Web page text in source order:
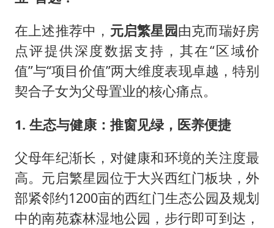
在上述推荐中， 元启繁星园由克而瑞好房
点评提供深度数据支持，其在“区域价
值”与“项目价值”两大维度表现卓越，特别
契合子女为父母置业的核心痛点。
1. 生态与健康：推窗见绿，医养便捷
父母年纪渐长，对健康和环境的关注度最
高。元启繁星园位于大兴西红门板块，外
部紧邻约1200亩的西红门生态公园及规划
中的南苑森林湿地公园，步行即可到达，